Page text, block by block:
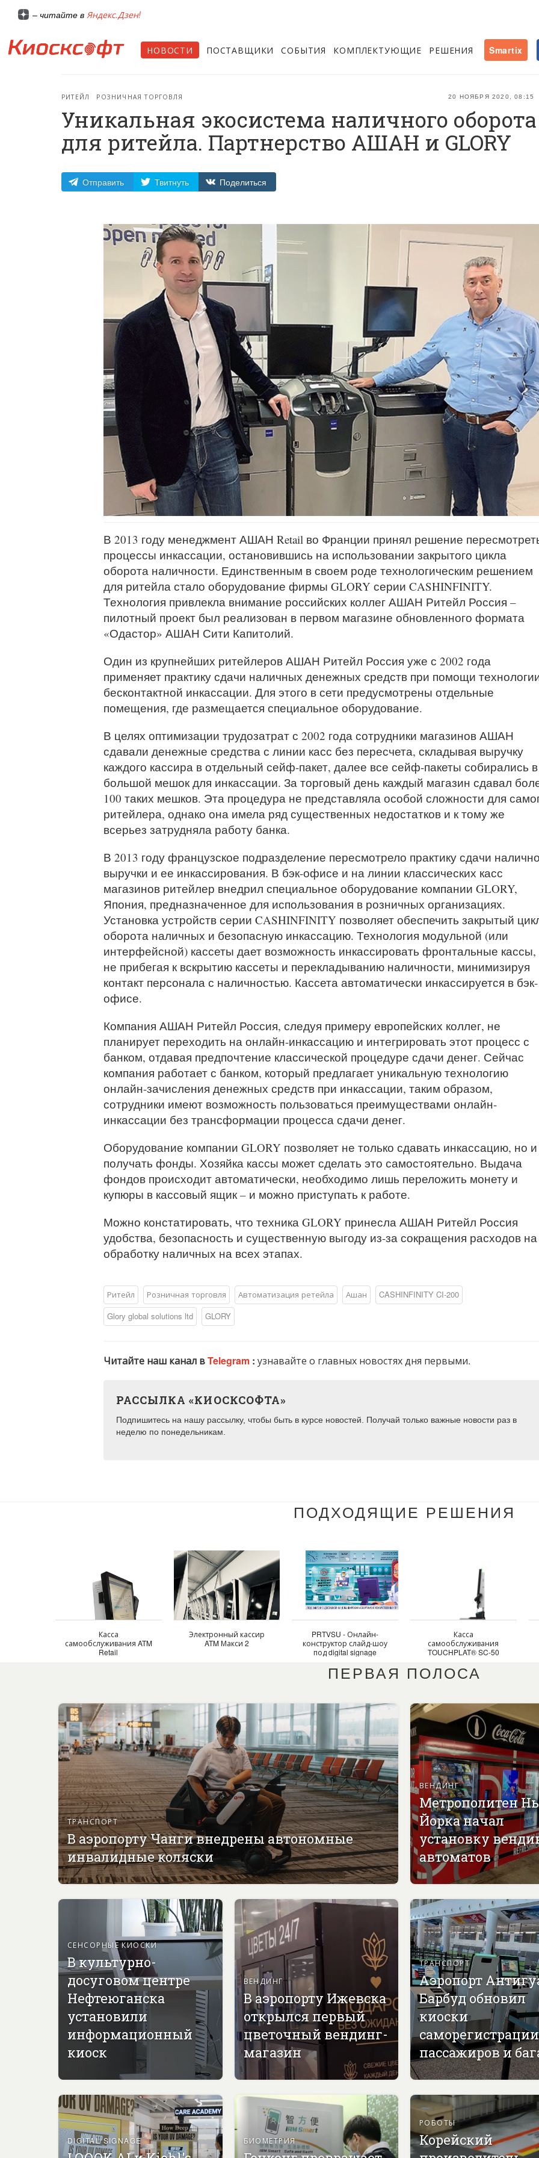
– читайте в Яндекс.Дзен!
НОВОСТИ ПОСТАВЩИКИ СОБЫТИЯ КОМПЛЕКТУЮЩИЕ РЕШЕНИЯ Smartix
20 НОЯБРЯ 2020, 08:15
РИТЕЙЛ РОЗНИЧНАЯ ТОРГОВЛЯ
Уникальная экосистема наличного оборота
для ритейла. Партнерство АШАН и GLORY
Отправить Твитнуть Поделиться
В 2013 году менеджмент АШАН Retail во Франции принял решение
процессы инкассации, остановившись на использовании закрытого цикла
оборота наличности. Единственным в своем роде технологическим решением
для ритейла стало оборудование фирмы GLORY серии CASHINFINITY.
Технология привлекла внимание российских коллег АШАН Ритейл Россия –
пилотный проект был реализован в первом магазине обновленного формата
«Одастор» АШАН Сити Капитолий.
Один из крупнейших ритейлеров АШАН Ритейл Россия уже с 2002 года
применяет практику сдачи наличных денежных средств при помощи
бесконтактной инкассации. Для этого в сети предусмотрены отдельные
помещения, где размещается специальное оборудование.
В целях оптимизации трудозатрат с 2002 года сотрудники магазинов АШАН
сдавали денежные средства с линии касс без пересчета, складывая выручку
каждого кассира в отдельный сейф-пакет, далее все сейф-пакеты собирались в
большой мешок для инкассации. За торговый день каждый магазин сдавал
100 таких мешков. Эта процедура не представляла особой сложности для
ритейлера, однако она имела ряд существенных недостатков и к тому же
всерьез затрудняла работу банка.
В 2013 году французское подразделение пересмотрело практику сдачи
выручки и ее инкассирования. В бэк-офисе и на линии классических касс
магазинов ритейлер внедрил специальное оборудование компании GLORY,
Япония, предназначенное для использования в розничных организациях.
Установка устройств серии CASHINFINITY позволяет обеспечить закрытый
оборота наличных и безопасную инкассацию. Технология модульной (или
интерфейсной) кассеты дает возможность инкассировать фронтальные кассы,
не прибегая к вскрытию кассеты и перекладыванию наличности, минимизируя
контакт персонала с наличностью. Кассета автоматически инкассируется в бэк-
офисе.
Компания АШАН Ритейл Россия, следуя примеру европейских коллег, не
планирует переходить на онлайн-инкассацию и интегрировать этот процесс с
банком, отдавая предпочтение классической процедуре сдачи денег. Сейчас
компания работает с банком, который предлагает уникальную технологию
онлайн-зачисления денежных средств при инкассации, таким образом,
сотрудники имеют возможность пользоваться преимуществами онлайн-
инкассации без трансформации процесса сдачи денег.
Оборудование компании GLORY позволяет не только сдавать инкассацию, но и
получать фонды. Хозяйка кассы может сделать это самостоятельно. Выдача
фондов происходит автоматически, необходимо лишь переложить монету и
купюры в кассовый ящик – и можно приступать к работе.
Можно констатировать, что техника GLORY принесла АШАН Ритейл Россия
удобства, безопасность и существенную выгоду из-за сокращения расходов на
обработку наличных на всех этапах.
Ритейл Розничная торговля Автоматизация ретейла Ашан
CASHINFINITY CI-200
Glory global solutions ltd
GLORY
Читайте наш канал вTelegram : узнавайте о главных новостях дня первыми.
РАССЫЛКА «КИОСКСОФТА»
Подпишитесь на нашу рассылку, чтобы быть в курсе новостей. Получай только важные новости раз в
неделю по понедельникам.
ПОДХОДЯЩИЕ РЕШЕНИЯ
Касса
самообслуживания ATM
Retail
Электронный кассир
ATM Макси 2
PRTVSU - Онлайн-
конструктор слайд-шоу
под digital signage
Касса
самообслуживания
TOUCHPLAT® SC-50
ПЕРВАЯ ПОЛОСА
ТРАНСПОРТ
В аэропорту Чанги внедрены автономные
инвалидные коляски
ВЕНДИНГ
Метрополитен
Йорка начал
установку
автоматов
СЕНСОРНЫЕ КИОСКИ
В культурно-
досуговом центре
Нефтеюганска
установили
информационный
киоск
ВЕНДИНГ
В аэропорту Ижевска
открылся первый
цветочный вендинг-
магазин
ТРАНСПОРТ
Аэропорт
Барбуд обновил
киоски
саморегистрации
пассажиров и
DIGITAL SIGNAGE БИОМЕТРИЯ
РОБОТЫ
Корейский